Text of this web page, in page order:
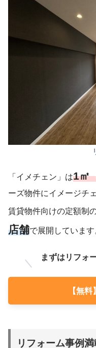
「イメチェン」は1㎡
ーズ物件にイメージチ
賃貸物件向けの定額制
店舗で展開しています
まずはリフォ
【無
リフォーム事例